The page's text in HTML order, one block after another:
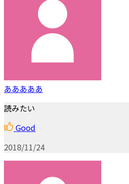
あああああ
読みたい
Good
2018/11/24